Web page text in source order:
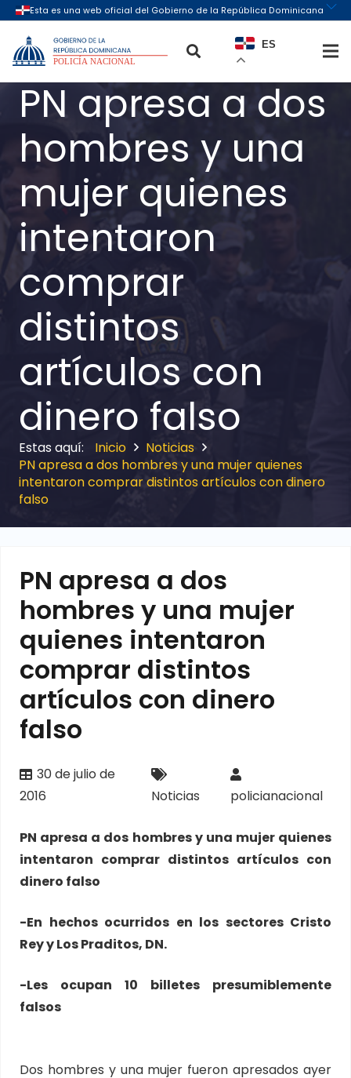
ES
PN apresa a dos
hombres y una
mujer quienes
intentaron
comprar
distintos
artículos con
dinero falso
Inicio
Noticias
PN apresa a dos hombres y una mujer quienes
intentaron comprar distintos artículos con dinero
falso
PN apresa a dos
hombres y una mujer
quienes intentaron
comprar distintos
artículos con dinero
falso
30 de julio de
2016
Noticias policianacional
PN apresa a dos hombres y una mujer quienes
intentaron comprar distintos artículos con
dinero falso
-En hechos ocurridos en los sectores Cristo
Rey y Los Praditos, DN.
-Les ocupan 10 billetes presumiblemente
falsos
Dos hombres y una mujer fueron apresados ayer